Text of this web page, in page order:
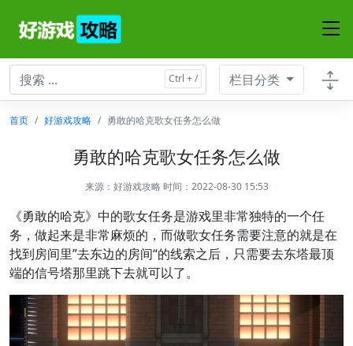
栏目分类
首页 好游戏攻略 勇敢的哈克歌女任务怎么做
勇敢的哈克歌女任务怎么做
来源： 好游戏攻略时间：2022-08-30 15:53
《勇敢的哈克》中的歌女任务是游戏里非常独特的一个任
务，做起来是非常麻烦的，而做歌女任务需要注意的就是在
找到房间里”去东边的房间“的线索之后，只需要去东塔最顶
端的信号塔那里跳下去就可以了。